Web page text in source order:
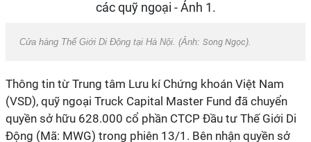
Cửa hàng Thế Giới Di Động tại Hà Nội. (Ảnh: Song Ngọc).
Thông tin từ Trung tâm Lưu kí Chứng khoán Việt Nam
(VSD), quỹ ngoại Truck Capital Master Fund đã chuyển
quyền sở hữu 628.000 cổ phần CTCP Đầu tư Thế Giới Di
Động (Mã: MWG) trong phiên 13/1. Bên nhận quyền sở